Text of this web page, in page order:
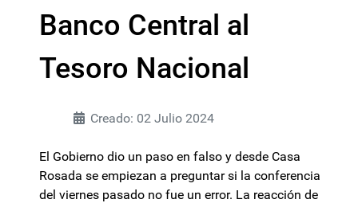
Banco Central al
Tesoro Nacional
Creado: 02 Julio 2024
El Gobierno dio un paso en falso y desde Casa
Rosada se empiezan a preguntar si la conferencia
del viernes pasado no fue un error. La reacción de